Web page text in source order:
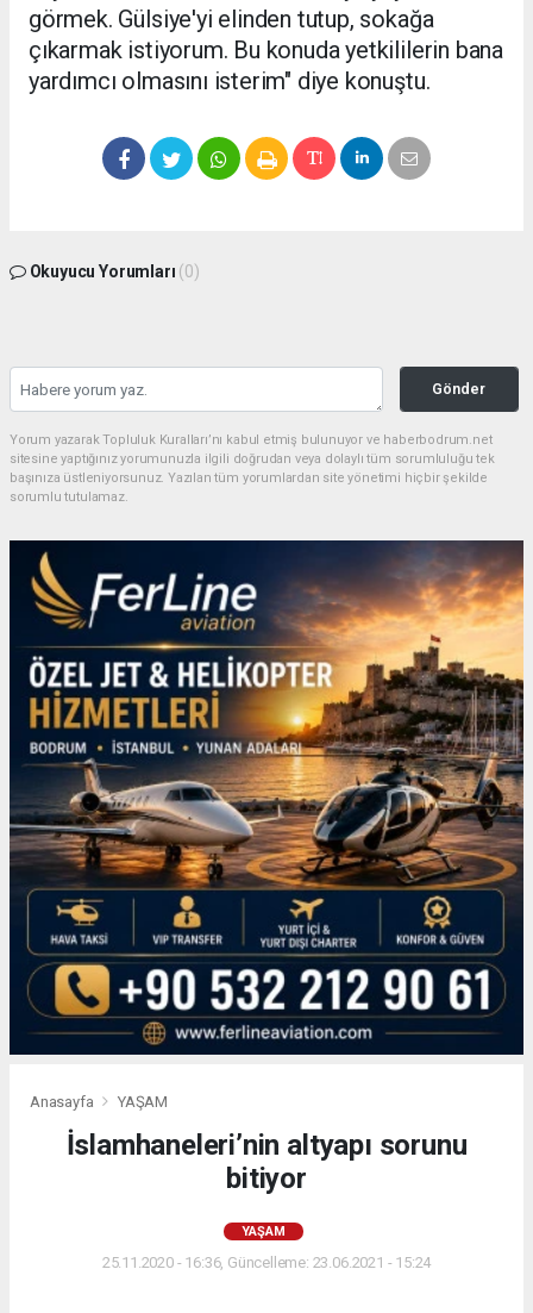
görmek. Gülsiye'yi elinden tutup, sokağa
çıkarmak istiyorum. Bu konuda yetkililerin bana
yardımcı olmasını isterim" diye konuştu.
Okuyucu Yorumları (0)
Gönder
Yorum yazarak Topluluk Kuralları’nı kabul etmiş bulunuyor ve haberbodrum.net
sitesine yaptığınız yorumunuzla ilgili doğrudan veya dolaylı tüm sorumluluğu tek
başınıza üstleniyorsunuz. Yazılan tüm yorumlardan site yönetimi hiçbir şekilde
sorumlu tutulamaz.
Anasayfa YAŞAM
İslamhaneleri’nin altyapı sorunu
bitiyor
YAŞAM
25.11.2020 - 16:36, Güncelleme: 23.06.2021 - 15:24